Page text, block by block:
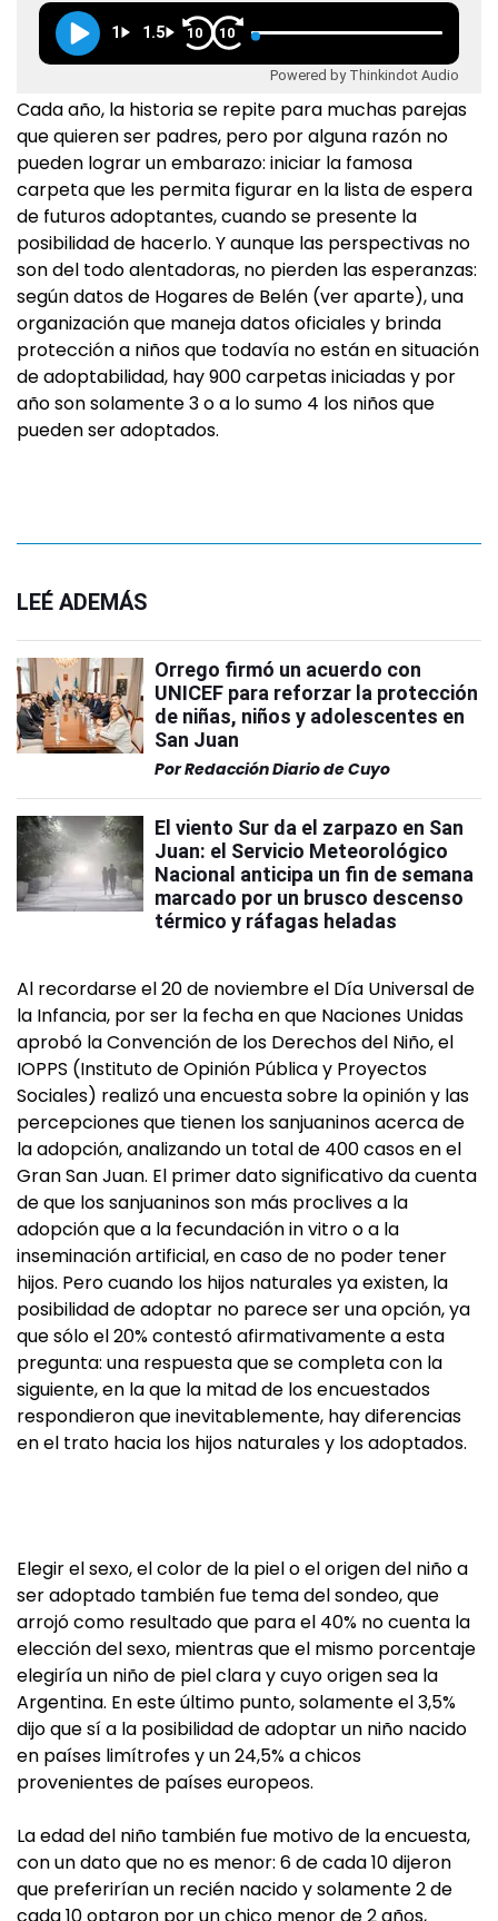
1 1.5 10 10
Powered by Thinkindot Audio
Cada año, la historia se repite para muchas parejas
que quieren ser padres, pero por alguna razón no
pueden lograr un embarazo: iniciar la famosa
carpeta que les permita figurar en la lista de espera
de futuros adoptantes, cuando se presente la
posibilidad de hacerlo. Y aunque las perspectivas no
son del todo alentadoras, no pierden las esperanzas:
según datos de Hogares de Belén (ver aparte), una
organización que maneja datos oficiales y brinda
protección a niños que todavía no están en situación
de adoptabilidad, hay 900 carpetas iniciadas y por
año son solamente 3 o a lo sumo 4 los niños que
pueden ser adoptados.
LEÉ ADEMÁS
Orrego firmó un acuerdo con
UNICEF para reforzar la protección
de niñas, niños y adolescentes en
San Juan
PorRedacción Diario de Cuyo
El viento Sur da el zarpazo en San
Juan: el Servicio Meteorológico
Nacional anticipa un fin de semana
marcado por un brusco descenso
térmico y ráfagas heladas
Al recordarse el 20 de noviembre el Día Universal de
la Infancia, por ser la fecha en que Naciones Unidas
aprobó la Convención de los Derechos del Niño, el
IOPPS (Instituto de Opinión Pública y Proyectos
Sociales) realizó una encuesta sobre la opinión y las
percepciones que tienen los sanjuaninos acerca de
la adopción, analizando un total de 400 casos en el
Gran San Juan. El primer dato significativo da cuenta
de que los sanjuaninos son más proclives a la
adopción que a la fecundación in vitro o a la
inseminación artificial, en caso de no poder tener
hijos. Pero cuando los hijos naturales ya existen, la
posibilidad de adoptar no parece ser una opción, ya
que sólo el 20% contestó afirmativamente a esta
pregunta: una respuesta que se completa con la
siguiente, en la que la mitad de los encuestados
respondieron que inevitablemente, hay diferencias
en el trato hacia los hijos naturales y los adoptados.
Elegir el sexo, el color de la piel o el origen del niño a
ser adoptado también fue tema del sondeo, que
arrojó como resultado que para el 40% no cuenta la
elección del sexo, mientras que el mismo porcentaje
elegiría un niño de piel clara y cuyo origen sea la
Argentina. En este último punto, solamente el 3,5%
dijo que sí a la posibilidad de adoptar un niño nacido
en países limítrofes y un 24,5% a chicos
provenientes de países europeos.
La edad del niño también fue motivo de la encuesta,
con un dato que no es menor: 6 de cada 10 dijeron
que preferirían un recién nacido y solamente 2 de